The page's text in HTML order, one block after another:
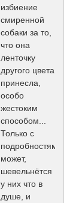
избиение
смиренной
собаки за то,
что она
ленточку
другого цвета
принесла,
особо
жестоким
способом...
Только с
подробностями,
может,
шевельнётся
у них что в
душе, и